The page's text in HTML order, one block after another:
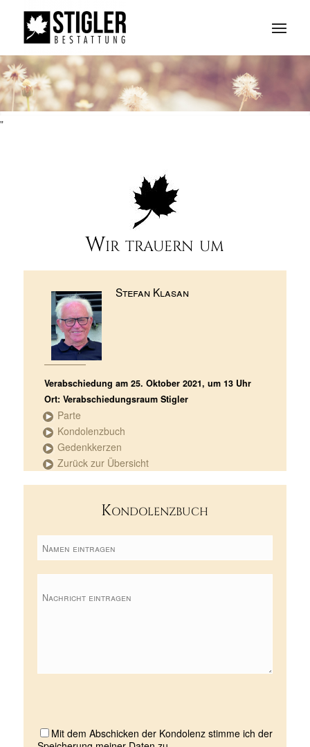
"
Wir trauern um
Stefan Klasan
Verabschiedung am 25. Oktober 2021, um 13 Uhr
Ort: Verabschiedungsraum Stigler
Parte
Kondolenzbuch
Gedenkkerzen
Zurück zur Übersicht
Kondolenzbuch
Mit dem Abschicken der Kondolenz stimme ich der